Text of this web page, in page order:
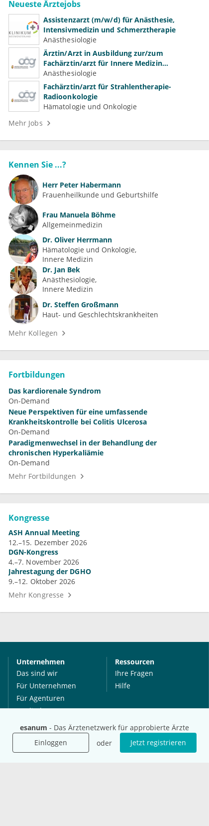
esanum - Das Ärztenetzwerk für approbierte Ärzte
Einloggen
oder Jetzt registrieren
Neueste Ärztejobs
Assistenzarzt (m/w/d) für Anästhesie,
Intensivmedizin und Schmerztherapie
Anästhesiologie
Ärztin/Arzt in Ausbildung zur/zum
Fachärztin/arzt für Innere Medizin
(Kardiologie, Nephrologie, Intensivmedizin)
Anästhesiologie
Fachärztin/arzt für Strahlentherapie-
Radioonkologie
Hämatologie und Onkologie
Mehr Jobs
Kennen Sie ...?
Herr Peter Habermann
Frauenheilkunde und Geburtshilfe
Frau Manuela Böhme
Allgemeinmedizin
Dr. Oliver Herrmann
Hämatologie und Onkologie
Innere Medizin
Dr. Jan Bek
Anästhesiologie
Innere Medizin
Dr. Steffen Großmann
Haut- und Geschlechtskrankheiten
Mehr Kollegen
Fortbildungen
Das kardiorenale Syndrom
On-Demand
Neue Perspektiven für eine umfassende
Krankheitskontrolle bei Colitis Ulcerosa
On-Demand
Paradigmenwechsel in der Behandlung der
chronischen Hyperkaliämie
On-Demand
Mehr Fortbildungen
Kongresse
ASH Annual Meeting
12.–15. Dezember 2026
DGN-Kongress
4.–7. November 2026
Jahrestagung der DGHO
9.–12. Oktober 2026
Mehr Kongresse
Unternehmen
Das sind wir
Für Unternehmen
Für Agenturen
Mediadaten
Karriere
Ressourcen
Ihre Fragen
Hilfe